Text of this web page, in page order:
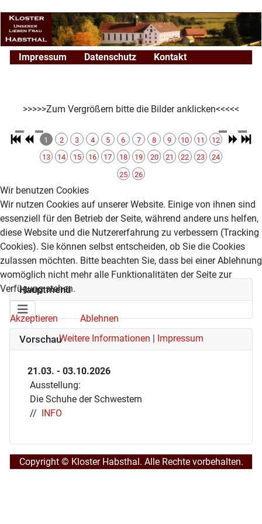
Impressum Datenschutz Kontakt
Hauptmenü
Vorschau
21.03. - 03.10.2026
Ausstellung:
Die Schuhe der Schwestern
// INFO
>>>>>Zum Vergrößern bitte die Bilder anklicken<<<<<
1 2 3 4 5 6 7 8 9 10 11
12
13
14 15 16 17 18 19 20 21 22 23
24
25
26
Copyright © Kloster Habsthal. Alle Rechte vorbehalten.
Wir benutzen Cookies
Wir nutzen Cookies auf unserer Website. Einige von ihnen sind
essenziell für den Betrieb der Seite, während andere uns helfen,
diese Website und die Nutzererfahrung zu verbessern (Tracking
Cookies). Sie können selbst entscheiden, ob Sie die Cookies
zulassen möchten. Bitte beachten Sie, dass bei einer Ablehnung
womöglich nicht mehr alle Funktionalitäten der Seite zur
Verfügung stehen.
Akzeptieren
Ablehnen
Weitere Informationen | Impressum